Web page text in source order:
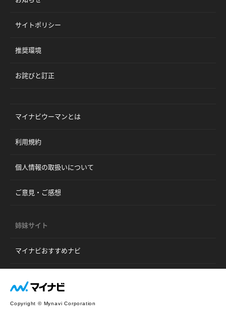
サイトポリシー
推奨環境
お詫びと訂正
マイナビウーマンとは
利用規約
個人情報の取扱いについて
ご意見・ご感想
姉妹サイト
マイナビおすすめナビ
Copyright © Mynavi Corporation